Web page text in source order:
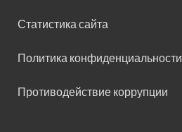
Статистика сайта
Политика конфиденциальности
Противодействие коррупции